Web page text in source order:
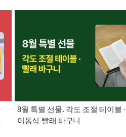
8월 특별 선물. 각도 조절 테이블 ·
이동식 빨래 바구니